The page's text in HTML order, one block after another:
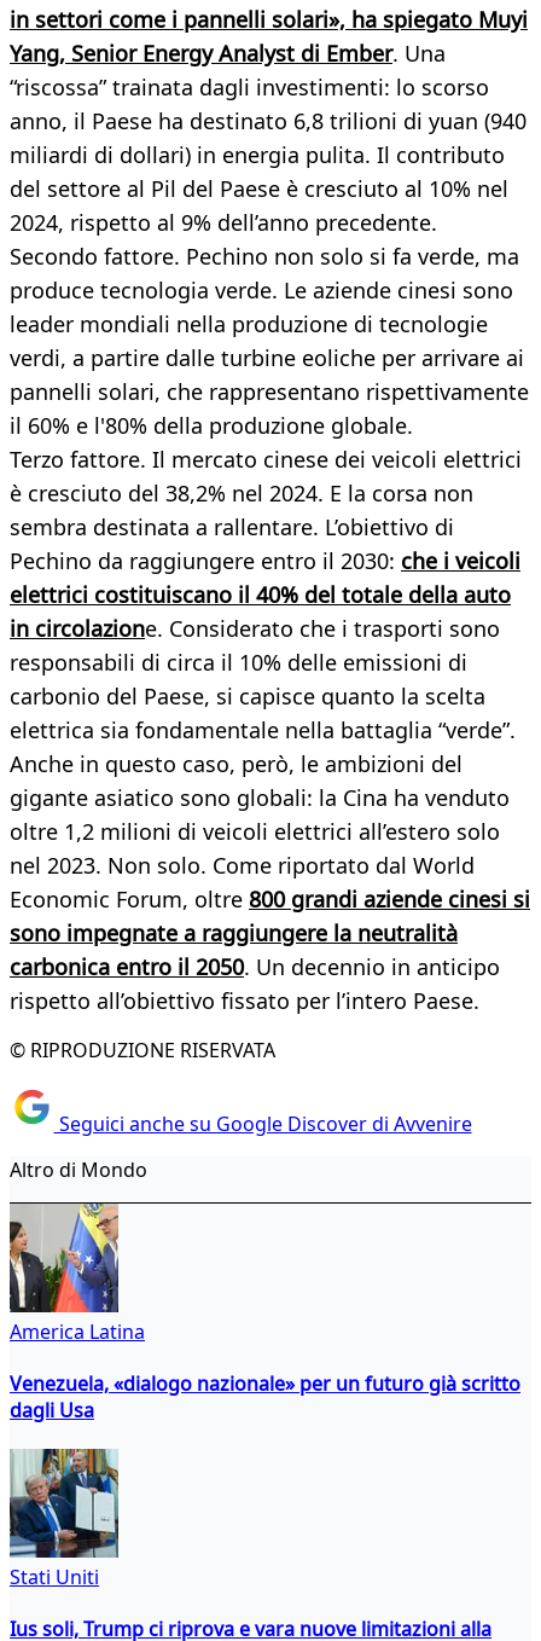
in settori come i pannelli solari», ha spiegato Muyi
Yang, Senior Energy Analyst di Ember. Una
“riscossa” trainata dagli investimenti: lo scorso
anno, il Paese ha destinato 6,8 trilioni di yuan (940
miliardi di dollari) in energia pulita. Il contributo
del settore al Pil del Paese è cresciuto al 10% nel
2024, rispetto al 9% dell’anno precedente.
Secondo fattore. Pechino non solo si fa verde, ma
produce tecnologia verde. Le aziende cinesi sono
leader mondiali nella produzione di tecnologie
verdi, a partire dalle turbine eoliche per arrivare ai
pannelli solari, che rappresentano rispettivamente
il 60% e l'80% della produzione globale.
Terzo fattore. Il mercato cinese dei veicoli elettrici
è cresciuto del 38,2% nel 2024. E la corsa non
sembra destinata a rallentare. L’obiettivo di
Pechino da raggiungere entro il 2030: che i veicoli
elettrici costituiscano il 40% del totale della auto
in circolazione. Considerato che i trasporti sono
responsabili di circa il 10% delle emissioni di
carbonio del Paese, si capisce quanto la scelta
elettrica sia fondamentale nella battaglia “verde”.
Anche in questo caso, però, le ambizioni del
gigante asiatico sono globali: la Cina ha venduto
oltre 1,2 milioni di veicoli elettrici all’estero solo
nel 2023. Non solo. Come riportato dal World
Economic Forum, oltre 800 grandi aziende cinesi si
sono impegnate a raggiungere la neutralità
carbonica entro il 2050. Un decennio in anticipo
rispetto all’obiettivo fissato per l’intero Paese.
© RIPRODUZIONE RISERVATA
Seguici anche su Google Discover di Avvenire
Altro di Mondo
America Latina
Venezuela, «dialogo nazionale» per un futuro già scritto
dagli Usa
Stati Uniti
Ius soli, Trump ci riprova e vara nuove limitazioni alla